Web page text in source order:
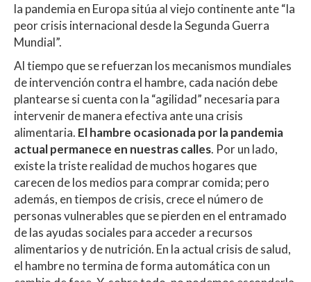
la pandemia en Europa sitúa al viejo continente ante “la
peor crisis internacional desde la Segunda Guerra
Mundial”.
Al tiempo que se refuerzan los mecanismos mundiales
de intervención contra el hambre, cada nación debe
plantearse si cuenta con la “agilidad” necesaria para
intervenir de manera efectiva ante una crisis
alimentaria. El hambre ocasionada por la pandemia
actual permanece en nuestras calles. Por un lado,
existe la triste realidad de muchos hogares que
carecen de los medios para comprar comida; pero
además, en tiempos de crisis, crece el número de
personas vulnerables que se pierden en el entramado
de las ayudas sociales para acceder a recursos
alimentarios y de nutrición. En la actual crisis de salud,
el hambre no termina de forma automática con un